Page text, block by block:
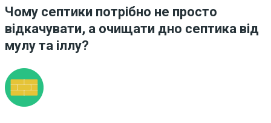
Чому септики потрібно не просто
відкачувати, а очищати дно септика від
мулу та іллу?